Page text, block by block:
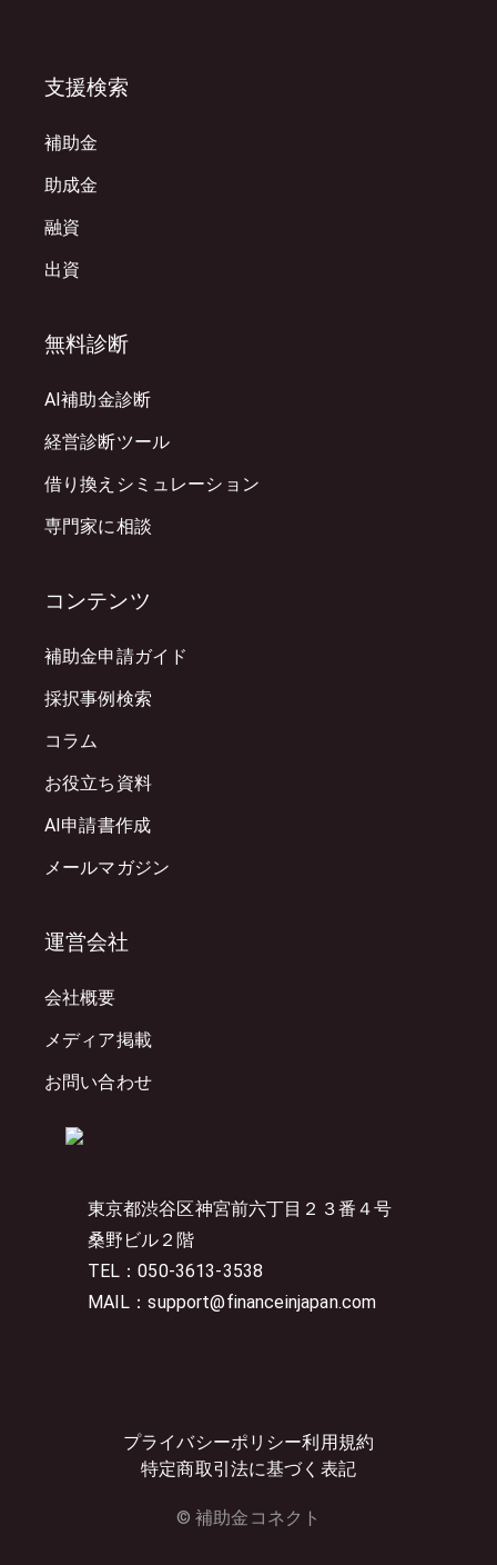
東京都渋谷区神宮前六丁目２３番４号
桑野ビル２階
TEL：050-3613-3538
MAIL：support@financeinjapan.com
プライバシーポリシー利用規約
特定商取引法に基づく表記
© 補助金コネクト
支援検索
補助金
助成金
融資
出資
無料診断
AI補助金診断
経営診断ツール
借り換えシミュレーション
専門家に相談
コンテンツ
補助金申請ガイド
採択事例検索
コラム
お役立ち資料
AI申請書作成
メールマガジン
運営会社
会社概要
メディア掲載
お問い合わせ